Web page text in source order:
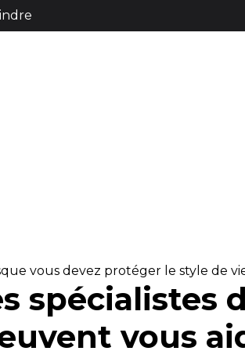
vous devez protéger le style de
spécialistes
vous